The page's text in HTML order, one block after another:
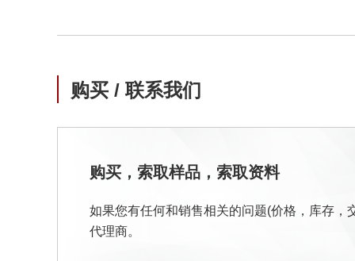
购买 / 联系我们
购买，索取样品，索取资料
如果您有任何和销售相关的问题(价格，库存，
代理商。